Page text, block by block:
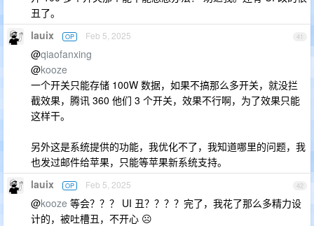
丑了。
41
lauix OP Feb 5, 2025
@qiaofanxing
@kooze
一个开关只能存储 100W 数据，如果不搞那么多开关，就没拦
截效果，腾讯 360 他们 3 个开关，效果不行啊，为了效果只能
这样干。
另外这是系统提供的功能，我优化不了，我知道哪里的问题，我
也发过邮件给苹果，只能等苹果新系统支持。
42
lauix OP Feb 5, 2025
@kooze 等会？？？ UI 丑？？？？完了，我花了那么多精力设
计的，被吐槽丑，不开心 ☹️